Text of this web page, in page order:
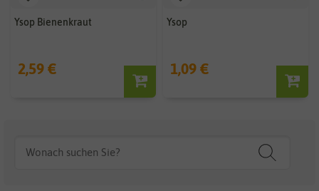
Ysop Bienenkraut
2,59 €
Ysop
1,09 €